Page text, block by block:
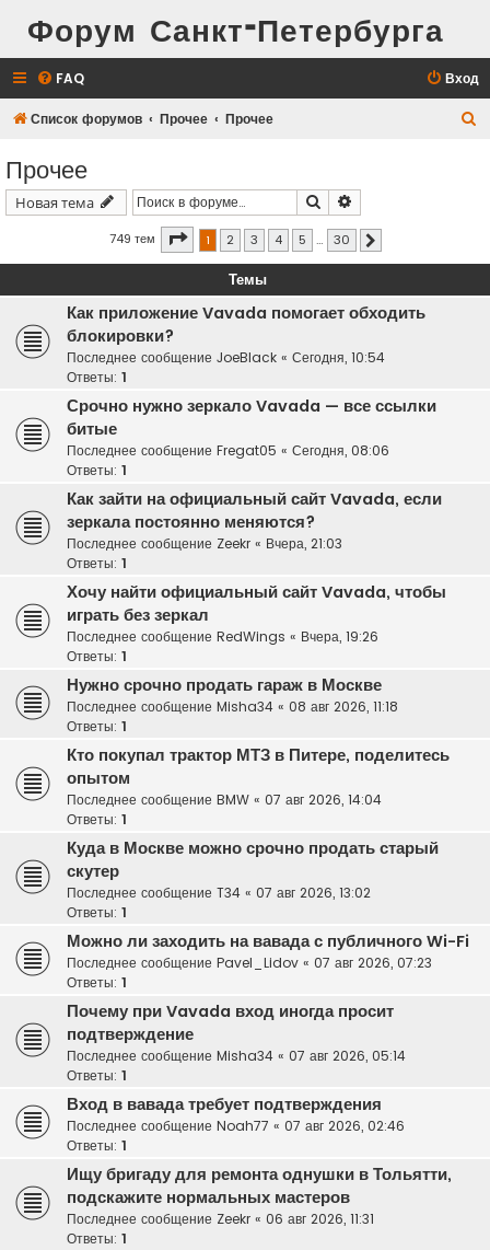
Форум Санкт-Петербурга
FAQ Вход
Список форумов Прочее Прочее
Прочее
Новая тема Поиск
749 тем Страница 1из 30
1 2 3 4 5 … 30
Темы
Как приложение Vavada помогает обходить
блокировки?
Последнее сообщение JoeBlack « Сегодня, 10:54
Ответы: 1
Срочно нужно зеркало Vavada — все ссылки
битые
Последнее сообщение Fregat05 « Сегодня, 08:06
Ответы: 1
Как зайти на официальный сайт Vavada, если
зеркала постоянно меняются?
Последнее сообщение Zeekr « Вчера, 21:03
Ответы: 1
Хочу найти официальный сайт Vavada, чтобы
играть без зеркал
Последнее сообщение RedWings « Вчера, 19:26
Ответы: 1
Нужно срочно продать гараж в Москве
Последнее сообщение Misha34 « 08 авг 2026, 11:18
Ответы: 1
Кто покупал трактор МТЗ в Питере, поделитесь
опытом
Последнее сообщение BMW « 07 авг 2026, 14:04
Ответы: 1
Куда в Москве можно срочно продать старый
скутер
Последнее сообщение T34 « 07 авг 2026, 13:02
Ответы: 1
Можно ли заходить на вавада с публичного Wi-Fi
Последнее сообщение Pavel_Lidov « 07 авг 2026, 07:23
Ответы: 1
Почему при Vavada вход иногда просит
подтверждение
Последнее сообщение Misha34 « 07 авг 2026, 05:14
Ответы: 1
Вход в вавада требует подтверждения
Последнее сообщение Noah77 « 07 авг 2026, 02:46
Ответы: 1
Ищу бригаду для ремонта однушки в Тольятти,
подскажите нормальных мастеров
Последнее сообщение Zeekr « 06 авг 2026, 11:31
Ответы: 1